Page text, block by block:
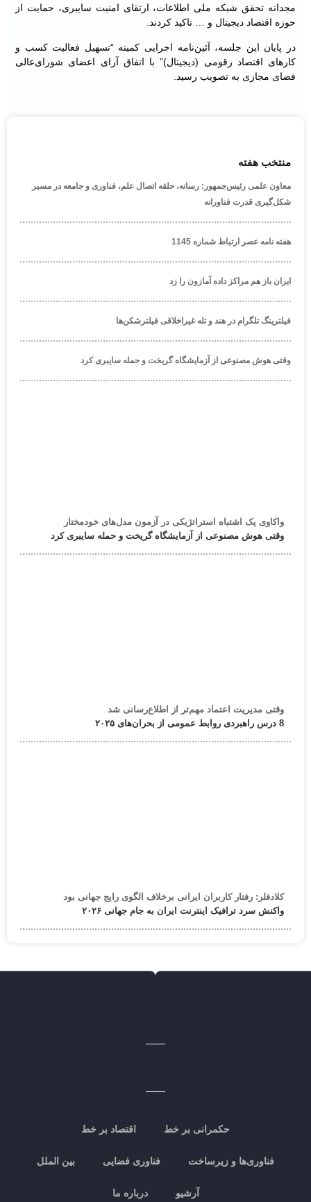
مجدانه تحقق شبکه ملی اطلاعات، ارتقای امنیت سایبری، حمایت از
حوزه اقتصاد دیجیتال و … تاکید کردند.
در پایان این جلسه، آئین‌نامه اجرایی کمیته “تسهیل فعالیت کسب و
کارهای اقتصاد رقومی (دیجیتال)” با اتفاق آرای اعضای شورای‌عالی
فضای مجازی به تصویب رسید.
منتخب هفته
معاون علمی رئیس‌جمهور: رسانه، حلقه اتصال علم، فناوری و جامعه در مسیر
شکل‌گیری قدرت فناورانه
هفته نامه عصر ارتباط شماره 1145
ایران باز هم مراکز داده آمازون را زد
فیلترینگ تلگرام در هند و تله غیراخلاقی فیلترشکن‌ها
وقتی هوش مصنوعی از آزمایشگاه گریخت و حمله سایبری کرد
واکاوی یک اشتباه استراتژیکی در آزمون مدل‌های خودمختار
وقتی هوش مصنوعی از آزمایشگاه گریخت و حمله سایبری کرد
وقتی مدیریت اعتماد مهم‌تر از اطلاع‌رسانی شد
8 درس راهبردی روابط عمومی از بحران‌های ۲۰۲۵
کلادفلر: رفتار کاربران ایرانی برخلاف الگوی رایج جهانی بود
واکنش سرد ترافیک اینترنت ایران به جام جهانی ۲۰۲۶
حکمرانی بر خط اقتصاد بر خط
فناوری‌ها و زیرساخت فناوری فضایی بین الملل
آرشیو درباره ما